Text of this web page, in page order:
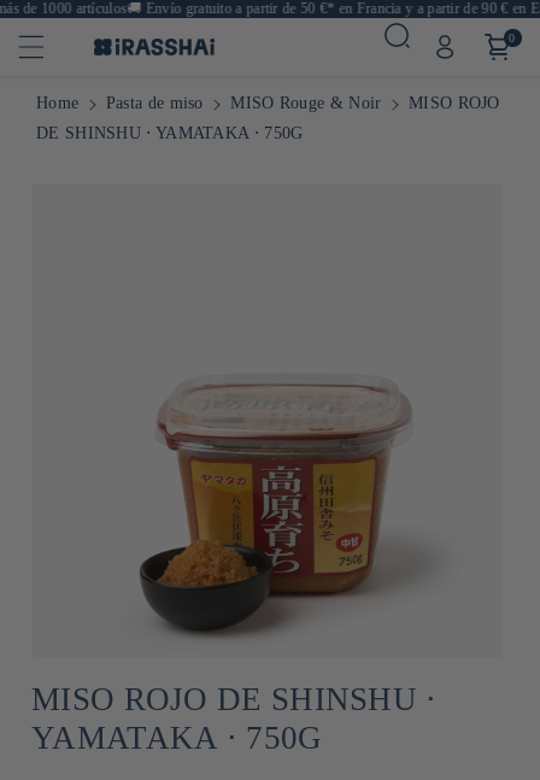
de 1000 artículos🚚Envío gratuito a partir de 50 €* en Francia y a partir de 90 € en
0
Home Pasta de miso MISO Rouge & Noir
MISO ROJO
DE SHINSHU ⋅ YAMATAKA ⋅ 750G
MISO ROJO DE SHINSHU ⋅
YAMATAKA ⋅ 750G